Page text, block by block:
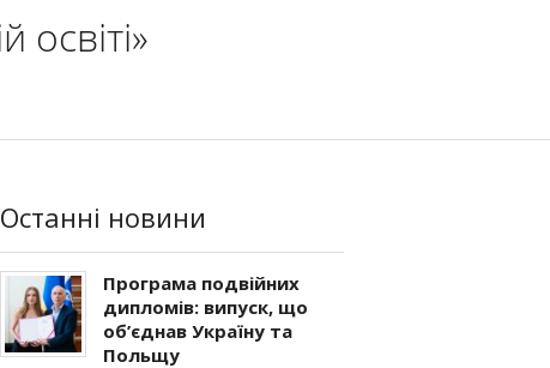
Останні новини
Програма подвійних
дипломів: випуск, що
об’єднав Україну та
Польщу